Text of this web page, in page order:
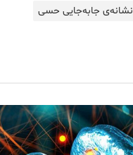
نشانه‌ی جابه‌جایی حسی